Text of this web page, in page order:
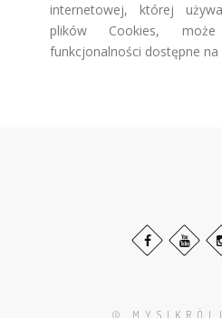
internetowej, której
plików Cookies,
funkcjonalności dostępne
©